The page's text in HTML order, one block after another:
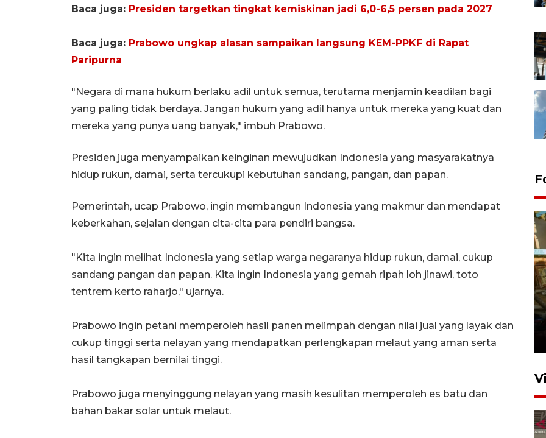
Baca juga: Presiden targetkan tingkat kemiskinan jadi 6,0-6,5 persen pada 2027
Baca juga: Prabowo ungkap alasan sampaikan langsung KEM-PPKF di Rapat
Paripurna
"Negara di mana hukum berlaku adil untuk semua, terutama menjamin keadilan bagi
yang paling tidak berdaya. Jangan hukum yang adil hanya untuk mereka yang kuat dan
mereka yang punya uang banyak," imbuh Prabowo.
Presiden juga menyampaikan keinginan mewujudkan Indonesia yang masyarakatnya
hidup rukun, damai, serta tercukupi kebutuhan sandang, pangan, dan papan.
Pemerintah, ucap Prabowo, ingin membangun Indonesia yang makmur dan mendapat
keberkahan, sejalan dengan cita-cita para pendiri bangsa.
"Kita ingin melihat Indonesia yang setiap warga negaranya hidup rukun, damai, cukup
sandang pangan dan papan. Kita ingin Indonesia yang gemah ripah loh jinawi, toto
tentrem kerto raharjo," ujarnya.
Prabowo ingin petani memperoleh hasil panen melimpah dengan nilai jual yang layak dan
cukup tinggi serta nelayan yang mendapatkan perlengkapan melaut yang aman serta
hasil tangkapan bernilai tinggi.
Prabowo juga menyinggung nelayan yang masih kesulitan memperoleh es batu dan
bahan bakar solar untuk melaut.
rakitan di Padang
15 Juli 2026 14:05